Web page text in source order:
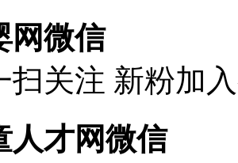
网微信
扫关注 新粉加
人才网微信